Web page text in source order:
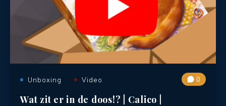
Unboxing Video 0
Wat zit er in de doos!? | Calico |